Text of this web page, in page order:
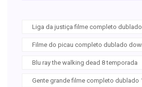
Liga da justiça filme completo
Filme do picau completo dublado
Blu ray the walking dead 8 temporada
Gente grande filme completo dublado